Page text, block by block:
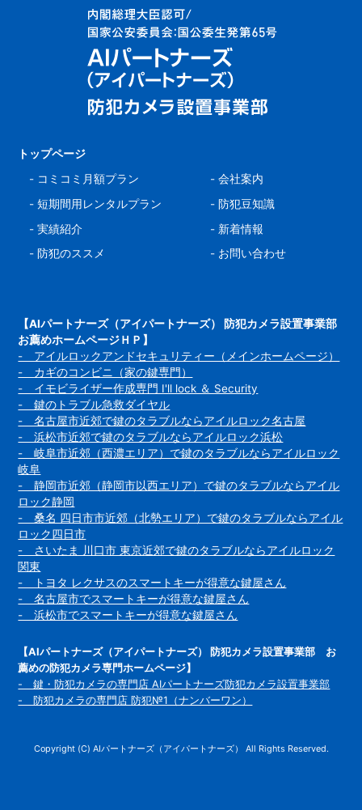
トップページ
- コミコミ月額プラン
-短期間用レンタルプラン
-実績紹介
- 防犯のススメ
-会社案内
- 防犯豆知識
- 新着情報
- お問い合わせ
【AIパートナーズ（アイパートナーズ） 防犯カメラ設置事業部
お薦めホームページＨＰ】
- アイルロックアンドセキュリティー（メインホームページ）
- カギのコンビニ（家の鍵専門）
- イモビライザー作成専門 I'll lock ＆ Security
- 鍵のトラブル急救ダイヤル
- 名古屋市近郊で鍵のタラブルならアイルロック名古屋
- 浜松市近郊で鍵のタラブルならアイルロック浜松
- 岐阜市近郊（西濃エリア）で鍵のタラブルならアイルロック
岐阜
- 静岡市近郊（静岡市以西エリア）で鍵のタラブルならアイル
ロック静岡
- 桑名 四日市市近郊（北勢エリア）で鍵のタラブルならアイル
ロック四日市
- さいたま 川口市 東京近郊で鍵のタラブルならアイルロック
関東
- トヨタ レクサスのスマートキーが得意な鍵屋さん
- 名古屋市でスマートキーが得意な鍵屋さん
- 浜松市でスマートキーが得意な鍵屋さん
【AIパートナーズ（アイパートナーズ） 防犯カメラ設置事業部 お
薦めの防犯カメラ専門ホームページ】
- 鍵・防犯カメラの専門店 AIパートナーズ防犯カメラ設置事業部
- 防犯カメラの専門店 防犯№1（ナンバーワン）
Copyright (C) AIパートナーズ（アイパートナーズ） All Rights Reserved.